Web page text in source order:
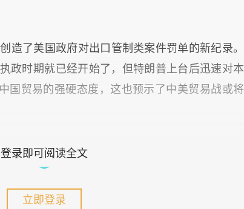
造了美国政府对出口管制类案件罚单的新纪录。
政时期就已经开始了，但特朗普上台后迅速对本
国贸易的强硬态度，这也预示了中美贸易战或将
企业，而中兴的此次重罚无疑敲响了警钟。纵然
美国提供了近13万个就业岗位，与诸多美国供应
府时仍然无法摆出强硬姿态。
登录即可阅读全文
立即登录